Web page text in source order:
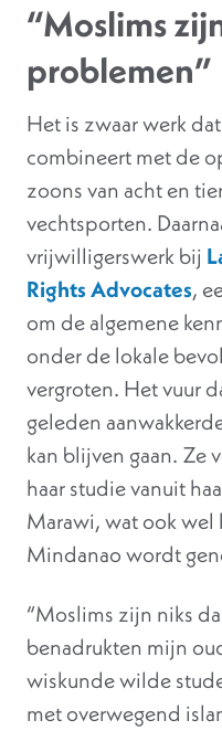
“Moslims
problemen”
Het is zwaar werk
combineert met de
zoons van acht en
vechtsporten.
vrijwilligerswerk bij
Rights Advocates,
om de algemene
onder de lokale
vergroten. Het vuur
geleden
kan blijven gaan. Ze
haar studie vanuit
Marawi, wat ook wel
Mindanao wordt
“Moslims zijn niks
benadrukten mijn
wiskunde wilde
met overwegend